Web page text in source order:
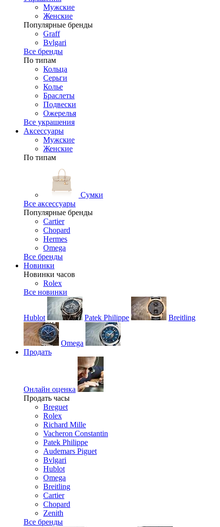
Мужские
Женские
Популярные бренды
Graff
Bvlgari
Все бренды
По типам
Кольца
Серьги
Колье
Браслеты
Подвески
Ожерелья
Все украшения
Аксессуары
Мужские
Женские
По типам
Сумки
Все аксессуары
Популярные бренды
Cartier
Chopard
Hermes
Omega
Все бренды
Новинки
Новинки часов
Rolex
Все новинки
Hublot Patek Philippe Breitling
Omega
Продать
Онлайн оценка
Продать часы
Breguet
Rolex
Richard Mille
Vacheron Constantin
Patek Philippe
Audemars Piguet
Bvlgari
Hublot
Omega
Breitling
Cartier
Chopard
Zenith
Все бренды